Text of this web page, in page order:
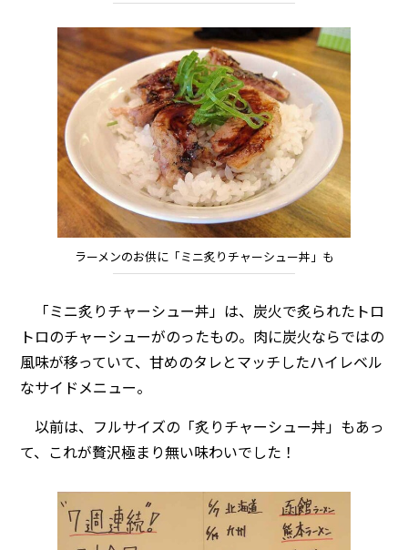
ラーメンのお供に「ミニ炙りチャーシュー丼」も
「ミニ炙りチャーシュー丼」は、炭火で炙られたトロ
トロのチャーシューがのったもの。肉に炭火ならではの
風味が移っていて、甘めのタレとマッチしたハイレベル
なサイドメニュー。
以前は、フルサイズの「炙りチャーシュー丼」もあっ
て、これが贅沢極まり無い味わいでした！